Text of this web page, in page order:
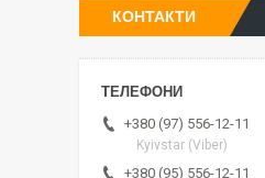
КОНТАКТИ
+380 (97) 556-12-11
Kyivstar (Viber)
+380 (95) 556-12-11